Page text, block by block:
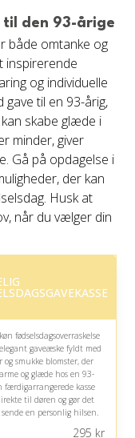
til den 93-årige
både omtanke og
inspirerende
og individuelle
til en 93-årig,
skabe glæde i
minder, giver
Gå på opdagelse i
der kan
Husk at
når du vælger din
fødselsdagsoverraskelse
gaveæske fyldt med
og smukke blomster, der
og glæde hos en 93-
færdigarrangerede kasse
til døren og gør det
en personlig hilsen.
295 kr